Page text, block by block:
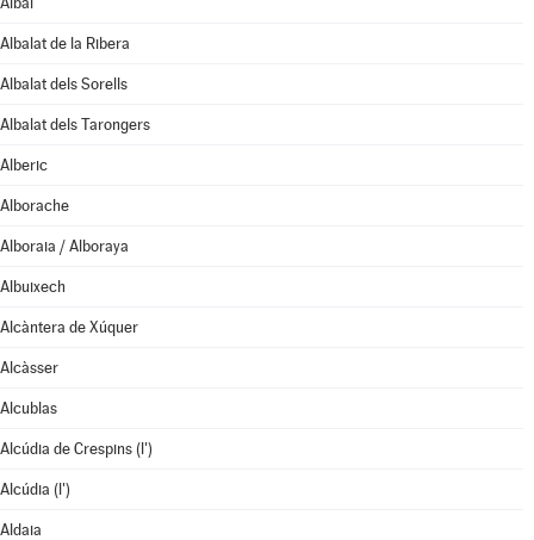
Albalat de la Ribera
Albalat dels Sorells
Albalat dels Tarongers
Alberic
Alborache
Alboraia / Alboraya
Albuixech
Alcàntera de Xúquer
Alcàsser
Alcublas
Alcúdia de Crespins (l')
Alcúdia (l')
Aldaia